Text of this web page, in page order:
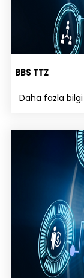
BBS TTZ
Daha fazla bilgi